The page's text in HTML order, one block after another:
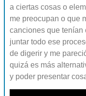
a ciertas cosas o
me preocupan o que
canciones que tenían
juntar todo ese
de digerir y me
quizá es más
y poder presentar